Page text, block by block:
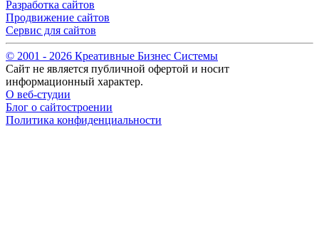
Разработка сайтов
Продвижение сайтов
Сервис для сайтов
© 2001 - 2026 Креативные Бизнес Системы
Сайт не является публичной офертой и носит
информационный характер.
О веб-студии
Блог о сайтостроении
Политика конфиденциальности